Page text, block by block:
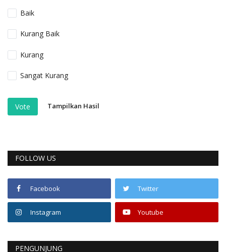
Baik
Kurang Baik
Kurang
Sangat Kurang
Vote Tampilkan Hasil
FOLLOW US
Facebook Twitter
Instagram Youtube
PENGUNJUNG